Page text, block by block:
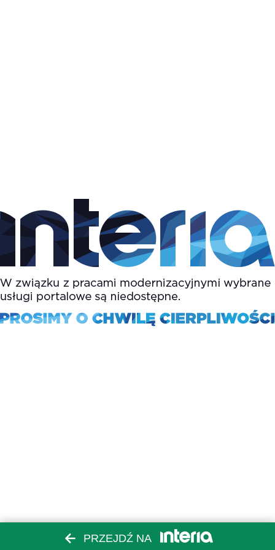
PRZEJDŹ NA